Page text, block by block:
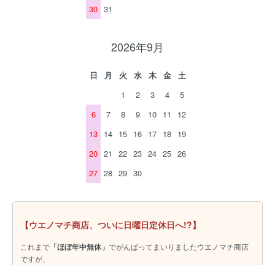
30 31
2026年9月
日 月 火 水 木 金
土
1
2 3 4
5
6
7 8 9 10 11
12
13 14 15 16 17 18 19
20 21 22 23 24 25 26
27 28 29 30
【ウエノマチ商店、ついに日曜日定休日へ!?】
これまで 「ほぼ年中無休」 でがんばってまいりましたウエノマチ商店
ですが、